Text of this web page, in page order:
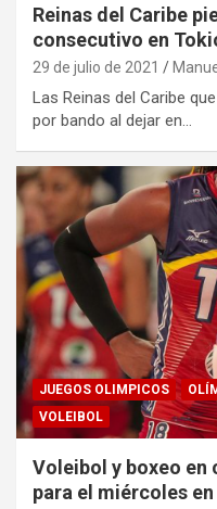
Reinas del Caribe
consecutivo en
29 de julio de 2021
Las Reinas del Caribe
por bando al dejar en…
JUEGOS OLIMPICOS
VOLEIBOL
Voleibol y boxeo en
para el miércoles